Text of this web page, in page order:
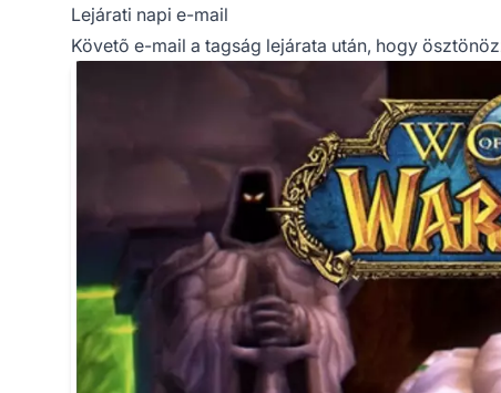
Lejárati napi e-mail
Követõ e-mail a tagság lejárata után, hogy